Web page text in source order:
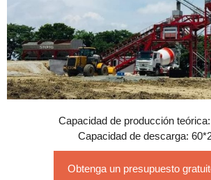
Capacidad de producción
Capacidad de descarga:
Obtenga un presupuesto